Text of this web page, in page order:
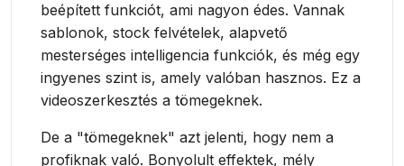
beépített funkciót, ami nagyon édes. Vannak
sablonok, stock felvételek, alapvető
mesterséges intelligencia funkciók, és még egy
ingyenes szint is, amely valóban hasznos. Ez a
videoszerkesztés a tömegeknek.
De a "tömegeknek" azt jelenti, hogy nem a
profiknak való. Bonyolult effektek, mély